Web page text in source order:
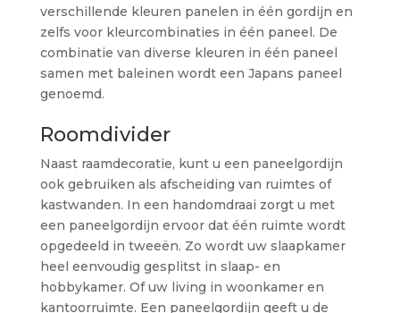
verschillende kleuren panelen in één gordijn en
zelfs voor kleurcombinaties in één paneel. De
combinatie van diverse kleuren in één paneel
samen met baleinen wordt een Japans paneel
genoemd.
Roomdivider
Naast raamdecoratie, kunt u een paneelgordijn
ook gebruiken als afscheiding van ruimtes of
kastwanden. In een handomdraai zorgt u met
een paneelgordijn ervoor dat één ruimte wordt
opgedeeld in tweeën. Zo wordt uw slaapkamer
heel eenvoudig gesplitst in slaap- en
hobbykamer. Of uw living in woonkamer en
kantoorruimte. Een paneelgordijn geeft u de